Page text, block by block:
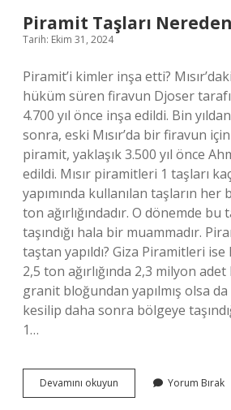
Piramit Taşları
Tarih: Ekim 31, 2024
Piramit’i kimler inşa etti?
hüküm süren firavun Djoser
4.700 yıl önce inşa edildi. Bin
sonra, eski Mısır’da bir firavun
piramit, yaklaşık 3.500 yıl önce
edildi. Mısır piramitleri 1 taşları
yapımında kullanılan taşların
ton ağırlığındadır. O dönemde bu
taşındığı hala bir muammadır.
taştan yapıldı? Giza Piramitleri
2,5 ton ağırlığında 2,3 milyon adet
granit bloğundan yapılmış olsa
kesilip daha sonra bölgeye
1…
Devamını okuyun
Taşları
Yorum Bırak